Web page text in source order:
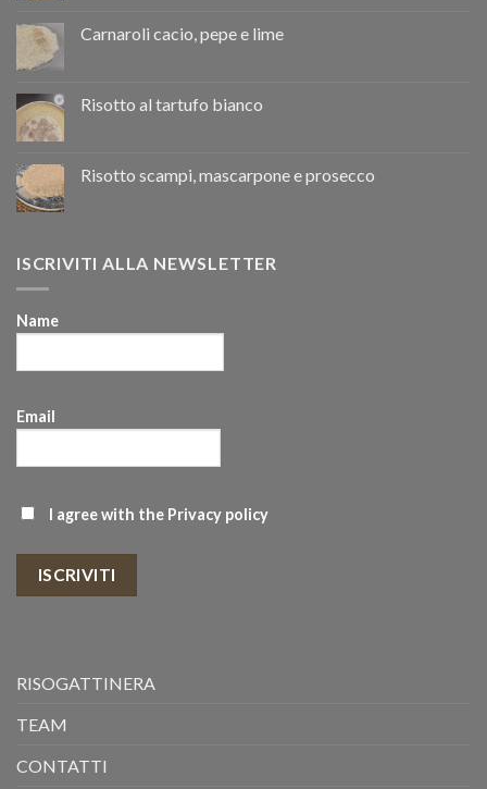
Carnaroli cacio, pepe e lime
Risotto al tartufo bianco
Risotto scampi, mascarpone e prosecco
ISCRIVITI ALLA NEWSLETTER
Name
Email
I agree with the Privacy policy
ISCRIVITI
RISOGATTINERA
TEAM
CONTATTI